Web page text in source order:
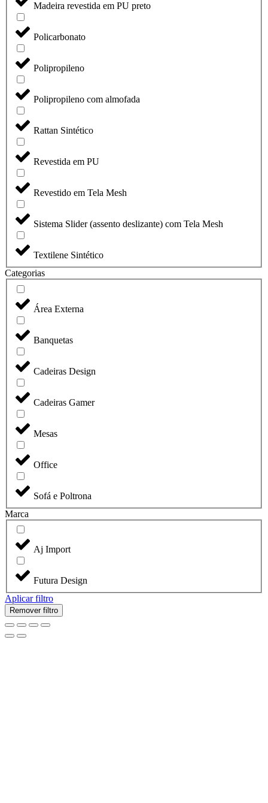
Madeira revestida em PU preto
Policarbonato
Polipropileno
Polipropileno com almofada
Rattan Sintético
Revestida em PU
Revestido em Tela Mesh
Sistema Slider (assento deslizante) com Tela Mesh
Textilene Sintético
Categorias
Área Externa
Banquetas
Cadeiras Design
Cadeiras Gamer
Mesas
Office
Sofá e Poltrona
Marca
Aj Import
Futura Design
Aplicar filtro
Remover filtro